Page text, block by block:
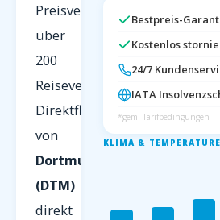
Preisvergleich
über
200
Reiseveranstalter.
Direktflug
von
Dortmund
(DTM)
direkt
Bestpreis-
Kostenlos
24/7
IATA
*gem. Tarifbedingungen
KLIMA &